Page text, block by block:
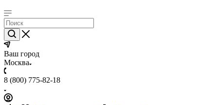
Ваш город
Москва
8 (800) 775-82-18